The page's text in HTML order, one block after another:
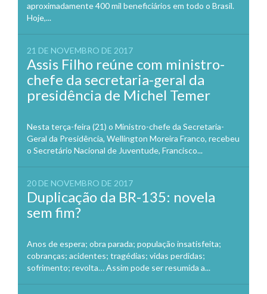
aproximadamente 400 mil beneficiários em todo o Brasil.
Hoje,...
21 DE NOVEMBRO DE 2017
Assis Filho reúne com ministro-
chefe da secretaria-geral da
presidência de Michel Temer
Nesta terça-feira (21) o Ministro-chefe da Secretaria-
Geral da Presidência, Wellington Moreira Franco, recebeu
o Secretário Nacional de Juventude, Francisco...
20 DE NOVEMBRO DE 2017
Duplicação da BR-135: novela
sem fim?
Anos de espera; obra parada; população insatisfeita;
cobranças; acidentes; tragédias; vidas perdidas;
sofrimento; revolta… Assim pode ser resumida a...